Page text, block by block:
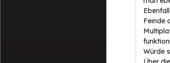
Feinde
Würde